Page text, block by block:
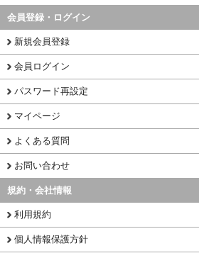
会員登録・ログイン
新規会員登録
会員ログイン
パスワード再設定
マイページ
よくある質問
お問い合わせ
規約・会社情報
利用規約
個人情報保護方針